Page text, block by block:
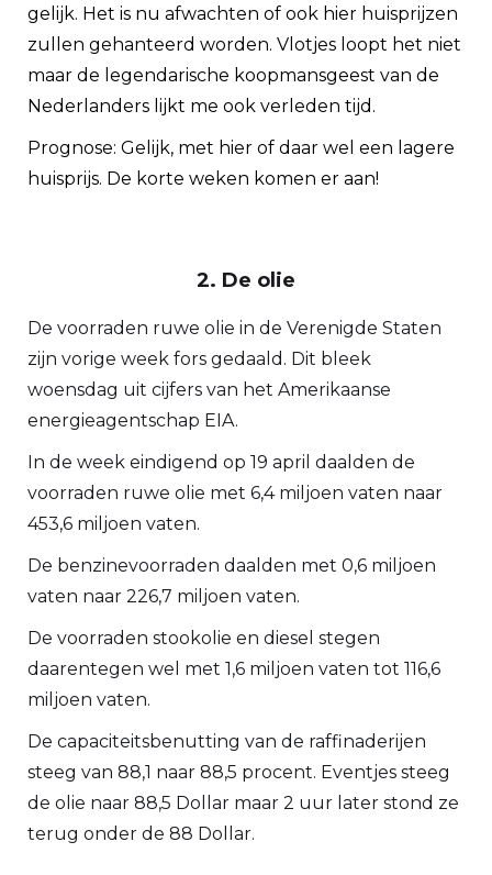
gelijk. Het is nu afwachten of ook hier huisprijzen
zullen gehanteerd worden. Vlotjes loopt het niet
maar de legendarische koopmansgeest van de
Nederlanders lijkt me ook verleden tijd.
Prognose: Gelijk, met hier of daar wel een lagere
huisprijs. De korte weken komen er aan!
2. De olie
De voorraden ruwe olie in de Verenigde Staten
zijn vorige week fors gedaald. Dit bleek
woensdag uit cijfers van het Amerikaanse
energieagentschap EIA.
In de week eindigend op 19 april daalden de
voorraden ruwe olie met 6,4 miljoen vaten naar
453,6 miljoen vaten.
De benzinevoorraden daalden met 0,6 miljoen
vaten naar 226,7 miljoen vaten.
De voorraden stookolie en diesel stegen
daarentegen wel met 1,6 miljoen vaten tot 116,6
miljoen vaten.
De capaciteitsbenutting van de raffinaderijen
steeg van 88,1 naar 88,5 procent. Eventjes steeg
de olie naar 88,5 Dollar maar 2 uur later stond ze
terug onder de 88 Dollar.